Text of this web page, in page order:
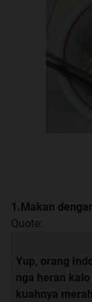
1.Makan
Quote:
Yup, orang
nga heran
kuahnya